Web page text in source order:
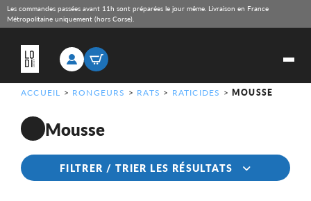
Les commandes passées avant 11h sont préparées le jour même. Livraison en France
Métropolitaine uniquement (hors Corse).
ACCUEIL > RONGEURS > RATS > RATICIDES >MOUSSE
Mousse
FILTRER / TRIER LES RÉSULTATS